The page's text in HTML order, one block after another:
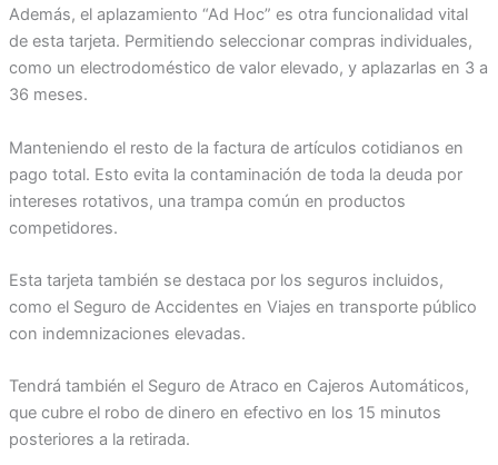
Además, el aplazamiento “Ad Hoc” es otra funcionalidad vital
de esta tarjeta. Permitiendo seleccionar compras individuales,
como un electrodoméstico de valor elevado, y aplazarlas en 3 a
36 meses.
Manteniendo el resto de la factura de artículos cotidianos en
pago total. Esto evita la contaminación de toda la deuda por
intereses rotativos, una trampa común en productos
competidores.
Esta tarjeta también se destaca por los seguros incluidos,
como el Seguro de Accidentes en Viajes en transporte público
con indemnizaciones elevadas.
Tendrá también el Seguro de Atraco en Cajeros Automáticos,
que cubre el robo de dinero en efectivo en los 15 minutos
posteriores a la retirada.